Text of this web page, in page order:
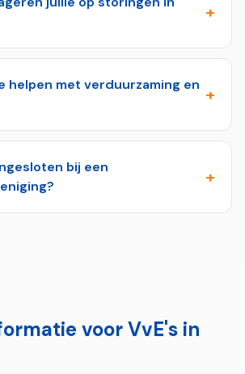
+
helpen met verduurzaming en +
bij een
+
voor VvE's in